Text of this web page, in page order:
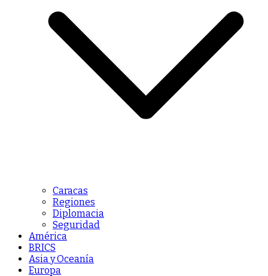
Caracas
Regiones
Diplomacia
Seguridad
América
BRICS
Asia y Oceanía
Europa